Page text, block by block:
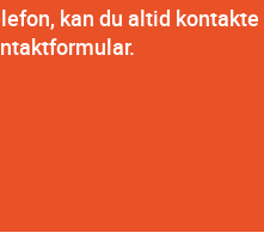
kan du altid kontakte